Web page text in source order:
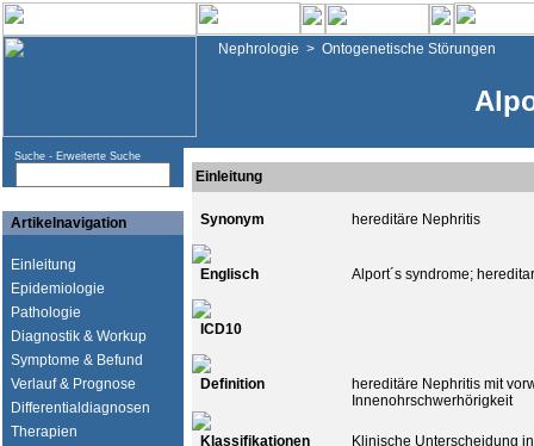
Nephrologie > Ontogenetische Störungen
Suche - Erweiterte Suche
Artikelnavigation
Einleitung
Epidemiologie
Pathologie
Diagnostik & Workup
Symptome & Befund
Verlauf & Prognose
Differentialdiagnosen
Therapien
Einleitung
Synonym hereditäre Nephritis
Englisch Alport´s syndrome;
ICD10
Definition
hereditäre Nephritis mit
Innenohrschwerhörigkeit
Klassifikationen
Klinische Unterscheidung